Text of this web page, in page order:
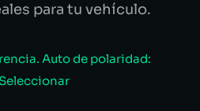
para tu vehículo.
Auto de polaridad: